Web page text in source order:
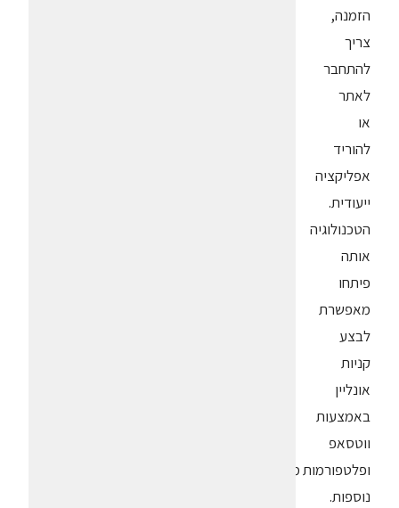
הזמנה,
צריך
להתחבר
לאתר
או
להוריד
אפליקציה
ייעודית.
הטכנולוגיה
אותה
פיתחו
מאפשרת
לבצע
קניות
אונליין
באמצעות
ווטסאפ
ופלטפורמות מסרים
נוספות.